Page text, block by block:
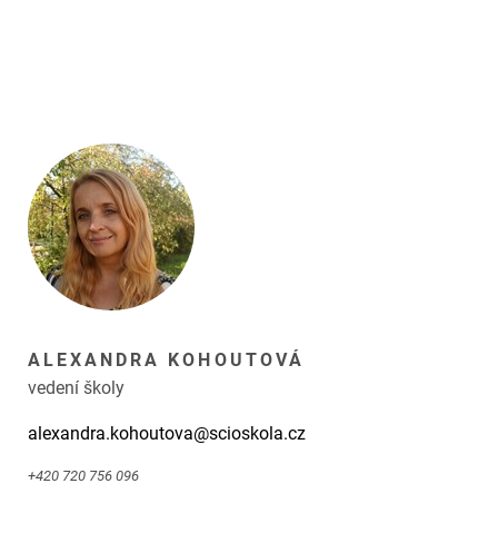
ALEXANDRA KOHOUTOVÁ
vedení školy
alexandra.kohoutova@scioskola.cz
+420 720 756 096